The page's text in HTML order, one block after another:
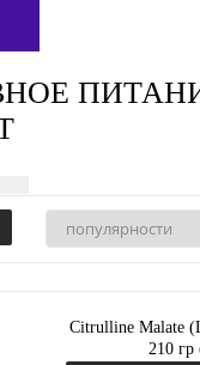
Citrulline Malate
210